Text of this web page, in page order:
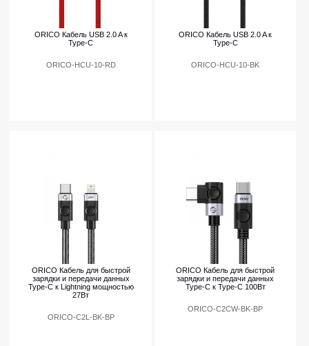
ORICO Кабель USB 2.0 A к
Type-C
ORICO-HCU-10-RD
ORICO Кабель USB 2.0 A к
Type-C
ORICO-HCU-10-BK
ORICO Кабель для быстрой
зарядки и передачи данных
Type-C к Lightning мощностью
27Вт
ORICO-C2L-BK-BP
ORICO Кабель для быстрой
зарядки и передачи данных
Type-C к Type-C 100Вт
ORICO-C2CW-BK-BP